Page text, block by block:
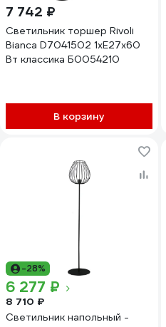
7 742 ₽
Светильник торшер Rivoli
Bianca D7041502 1хЕ27х60
Вт классика Б0054210
В корзину
-28%
6 277 ₽
8 710 ₽
Светильник напольный -